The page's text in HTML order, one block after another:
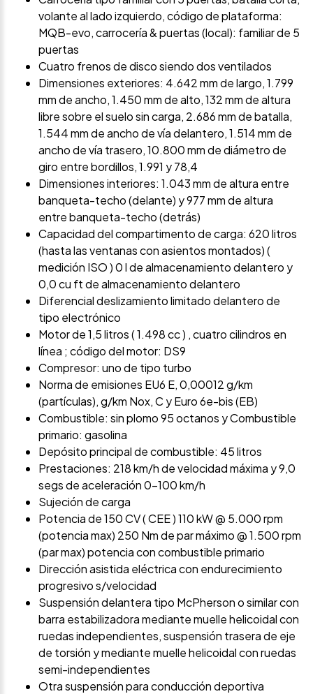
volante al lado izquierdo, código de plataforma:
MQB-evo, carrocería & puertas (local): familiar de 5
puertas
Cuatro frenos de disco siendo dos ventilados
Dimensiones exteriores: 4.642 mm de largo, 1.799
mm de ancho, 1.450 mm de alto, 132 mm de altura
libre sobre el suelo sin carga, 2.686 mm de batalla,
1.544 mm de ancho de vía delantero, 1.514 mm de
ancho de vía trasero, 10.800 mm de diámetro de
giro entre bordillos, 1.991 y 78,4
Dimensiones interiores: 1.043 mm de altura entre
banqueta-techo (delante) y 977 mm de altura
entre banqueta-techo (detrás)
Capacidad del compartimento de carga: 620 litros
(hasta las ventanas con asientos montados) (
medición ISO ) 0 l de almacenamiento delantero y
0,0 cu ft de almacenamiento delantero
Diferencial deslizamiento limitado delantero de
tipo electrónico
Motor de 1,5 litros ( 1.498 cc ) , cuatro cilindros en
línea ; código del motor: DS9
Compresor: uno de tipo turbo
Norma de emisiones EU6 E, 0,00012 g/km
(partículas), g/km Nox, C y Euro 6e-bis (EB)
Combustible: sin plomo 95 octanos y Combustible
primario: gasolina
Depósito principal de combustible: 45 litros
Prestaciones: 218 km/h de velocidad máxima y 9,0
segs de aceleración 0-100 km/h
Sujeción de carga
Potencia de 150 CV ( CEE ) 110 kW @ 5.000 rpm
(potencia max) 250 Nm de par máximo @ 1.500 rpm
(par max) potencia con combustible primario
Dirección asistida eléctrica con endurecimiento
progresivo s/velocidad
Suspensión delantera tipo McPherson o similar con
barra estabilizadora mediante muelle helicoidal con
ruedas independientes, suspensión trasera de eje
de torsión y mediante muelle helicoidal con ruedas
semi-independientes
Otra suspensión para conducción deportiva